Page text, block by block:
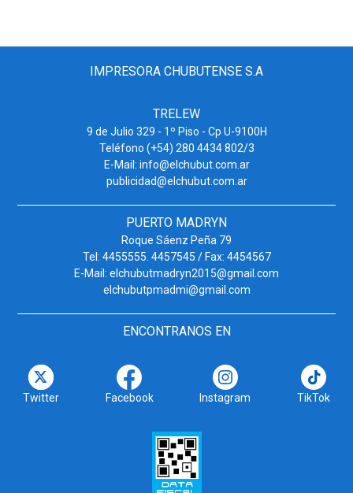
IMPRESORA CHUBUTENSE S.A
TRELEW
9 de Julio 329 - 1º Piso - Cp U-9100H
Teléfono (+54) 280 4434 802/3
E-Mail: info@elchubut.com.ar
publicidad@elchubut.com.ar
PUERTO MADRYN
Roque Sáenz Peña 79
Tel: 4455555. 4457545 / Fax: 4454567
E-Mail: elchubutmadryn2015@gmail.com
elchubutpmadmi@gmail.com
ENCONTRANOS EN
Twitter Facebook Instagram TikTok